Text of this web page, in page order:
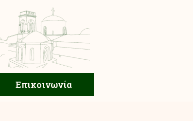
Επικοινωνία
Επικοινωνία